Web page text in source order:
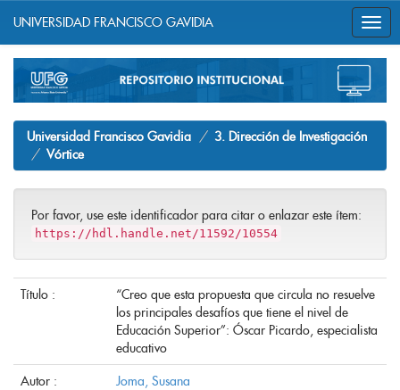
navigation
UNIVERSIDAD FRANCISCO GAVIDIA
Universidad Francisco Gavidia
3. Dirección de Investigación
Vórtice
Por favor, use este identificador para citar o enlazar este ítem:
https://hdl.handle.net/11592/10554
Título :
“Creo que esta propuesta que circula no resuelve
los principales desafíos que tiene el nivel de
Educación Superior”: Óscar Picardo, especialista
educativo
Autor : Joma, Susana